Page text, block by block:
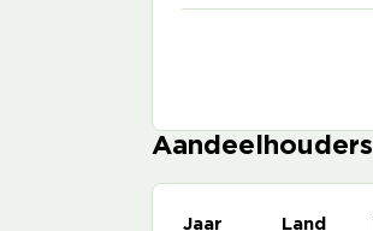
Aandeelhouders
Jaar Land